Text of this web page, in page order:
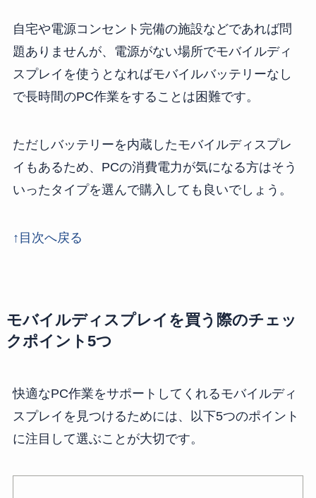
自宅や電源コンセント完備の施設などであれば問
題ありませんが、電源がない場所でモバイルディ
スプレイを使うとなればモバイルバッテリーなし
で長時間のPC作業をすることは困難です。
ただしバッテリーを内蔵したモバイルディスプレ
イもあるため、PCの消費電力が気になる方はそう
いったタイプを選んで購入しても良いでしょう。
↑目次へ戻る
モバイルディスプレイを買う際のチェッ
クポイント5つ
快適なPC作業をサポートしてくれるモバイルディ
スプレイを見つけるためには、以下5つのポイント
に注目して選ぶことが大切です。